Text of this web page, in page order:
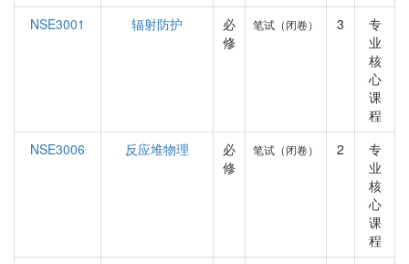
NSE3001
辐射防护
必
修
笔试（闭卷） 3
专
业
核
心
课
程
NSE3006
反应堆物理
必
修
笔试（闭卷） 2
专
业
核
心
课
程